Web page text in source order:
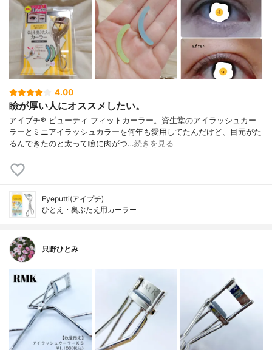
4.00
瞼が厚い人にオススメしたい。
アイプチ® ビューティ フィットカーラー。資生堂のアイラッシュカー
ラーとミニアイラッシュカラーを何年も愛用してたんだけど、目元がた
るんできたのと太って瞼に肉がつ…続きを見る
Eyeputti(アイプチ)
ひとえ・奥ぶたえ用カーラー
只野ひとみ